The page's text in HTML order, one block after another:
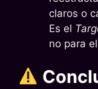
claros o
Es el
no para